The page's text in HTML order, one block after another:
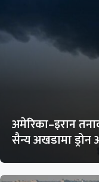
अमेरिका–इरान
सैन्य अखडामा